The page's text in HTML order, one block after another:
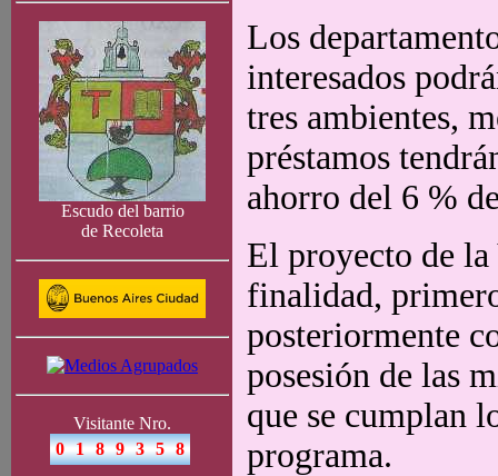
Escudo del barrio
de Recoleta
Visitante Nro.
Los
interesados
tres ambientes,
préstamos
ahorro del 6 %
El proyecto de
finalidad,
posteriormente
posesión de las
que se cumplan
programa.